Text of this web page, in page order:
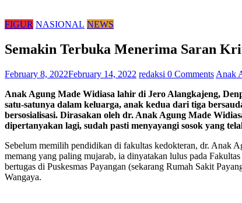
FIGUR NASIONAL NEWS
Semakin Terbuka Menerima Saran
February 8, 2022February 14, 2022 redaksi 0 Comments Anak
Anak Agung Made Widiasa lahir di Jero Alangkajeng,
satu-satunya dalam keluarga, anak kedua dari tiga
bersosialisasi. Dirasakan oleh dr. Anak Agung Made
dipertanyakan lagi, sudah pasti menyayangi sosok yang
Sebelum memilih pendidikan di fakultas kedokteran, dr. Anak
memang yang paling mujarab, ia dinyatakan lulus pada
bertugas di Puskesmas Payangan (sekarang Rumah Sakit
Wangaya.